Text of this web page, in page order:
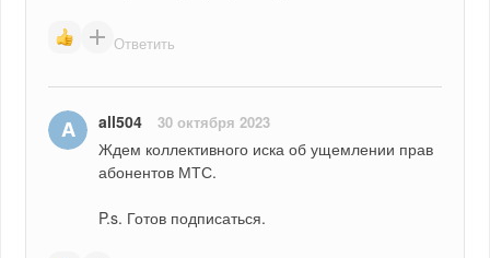
Ответить
all504 30 октября 2023
Ждем коллективного иска об ущемлении прав
абонентов МТС.
P.s. Готов подписаться.